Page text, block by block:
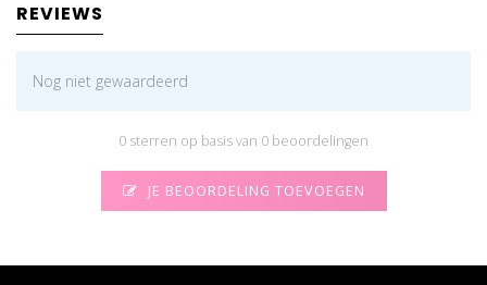
REVIEWS
Nog niet gewaardeerd
0 sterren op basis van 0 beoordelingen
JE BEOORDELING TOEVOEGEN